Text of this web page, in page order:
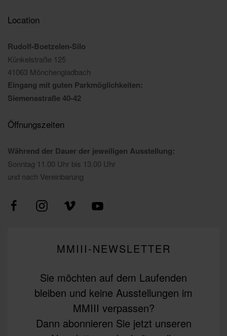
Location
Rudolf-Boetzelen-Silo
Künkelstraße 125
41063 Mönchengladbach
Eingang mit guten Parkmöglichkeiten:
Siemensstraße 40-42
Öffnungszeiten
Während der Dauer der jeweiligen Ausstellung:
Sonntag 11.00 Uhr bis 13.00 Uhr
und nach Vereinbarung
MMIII-NEWSLETTER
Sie möchten auf dem Laufenden
bleiben und keine Ausstellungen im
MMIII verpassen?
Dann abonnieren Sie jetzt unseren